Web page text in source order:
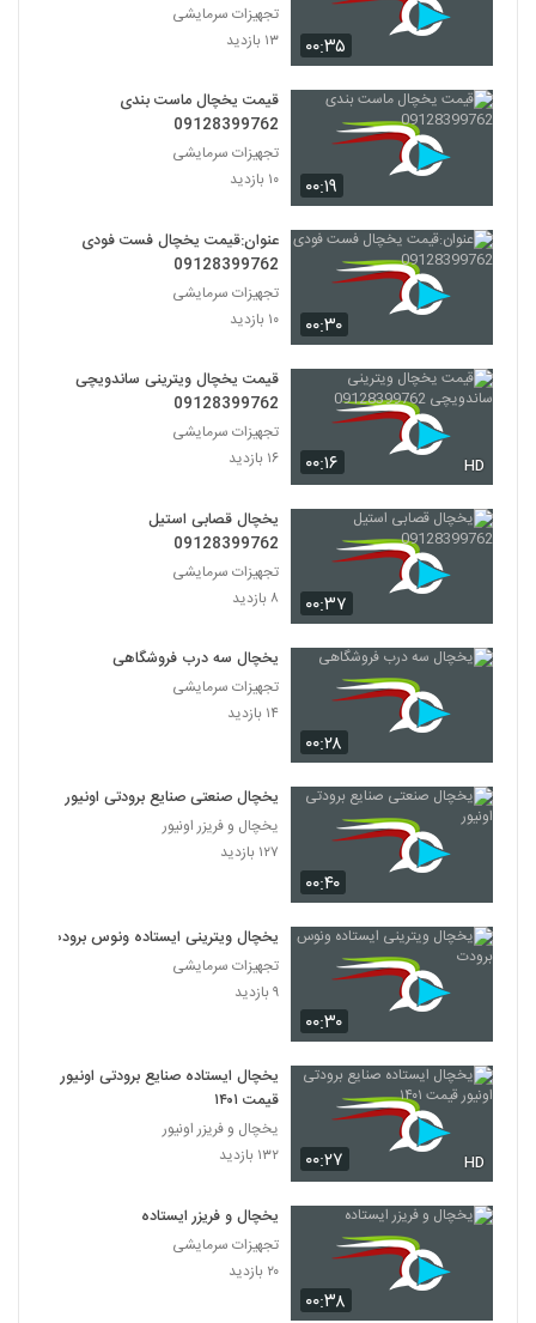
۰۰:۳۵
تجهیزات سرمایشی
۱۳ بازدید
۰۰:۱۹
قیمت یخچال ماست بندی
09128399762
تجهیزات سرمایشی
۱۰ بازدید
۰۰:۳۰
عنوان:قیمت یخچال فست فودی
09128399762
تجهیزات سرمایشی
۱۰ بازدید
۰۰:۱۶ HD
قیمت یخچال ویترینی ساندویچی
09128399762
تجهیزات سرمایشی
۱۶ بازدید
۰۰:۳۷
یخچال قصابی استیل
09128399762
تجهیزات سرمایشی
۸ بازدید
۰۰:۲۸
یخچال سه درب فروشگاهی
تجهیزات سرمایشی
۱۴ بازدید
۰۰:۴۰
یخچال صنعتی صنایع برودتی اونیور
یخچال و فریزر اونیور
۱۲۷ بازدید
۰۰:۳۰
یخچال ویترینی ایستاده ونوس برودت
تجهیزات سرمایشی
۹ بازدید
۰۰:۲۷ HD
یخچال ایستاده صنایع برودتی اونیور
قیمت ۱۴۰۱
یخچال و فریزر اونیور
۱۳۲ بازدید
۰۰:۳۸
یخچال و فریزر ایستاده
تجهیزات سرمایشی
۲۰ بازدید